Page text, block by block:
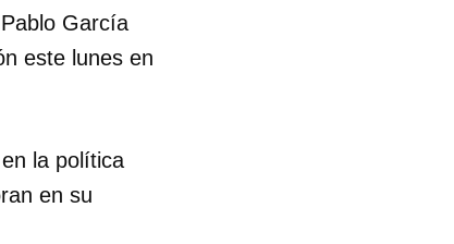
García
este lunes en
la política
en su